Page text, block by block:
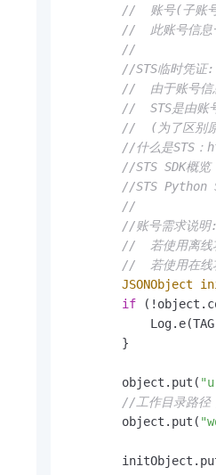
//  账号(子账
//  此账号信息
//
//STS临时凭证:
//  由于账号信
//  STS是由账
//  (为了区别原
//什么是STS
//STS SDK
//STS Python
//
//账号需求说明:
//  若使用离线
//  若使用在线
JSONObject
if
        }
        object.put(
//工作目录路径
        object.put(